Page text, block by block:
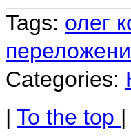
Tags: олег
Categories:
| To the top |